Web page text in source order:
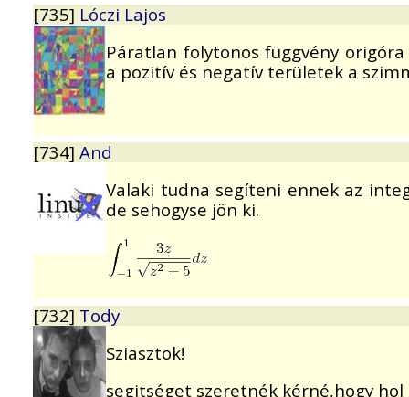
[735] Lóczi Lajos
Páratlan folytonos függvény
a pozitív és negatív területek a
[734] And
Valaki tudna segíteni ennek az
de sehogyse jön ki.
[732] Tody
Sziasztok!
segitséget szeretnék kérné,hogy